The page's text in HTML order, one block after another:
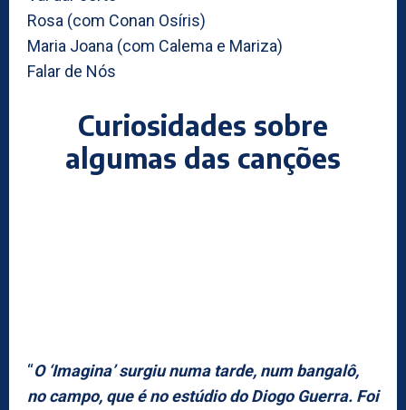
Rosa (com Conan Osíris)
Maria Joana (com Calema e Mariza)
Falar de Nós
Curiosidades sobre
algumas das canções
“O ‘Imagina’ surgiu numa tarde, num bangalô,
no campo, que é no estúdio do Diogo Guerra. Foi